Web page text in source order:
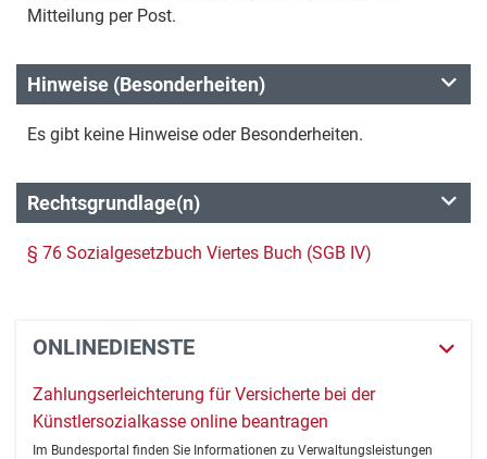
Mitteilung per Post.
Hinweise (Besonderheiten)
Es gibt keine Hinweise oder Besonderheiten.
Rechtsgrundlage(n)
§ 76 Sozialgesetzbuch Viertes Buch (SGB IV)
ONLINEDIENSTE
Zahlungserleichterung für Versicherte bei der
Künstlersozialkasse online beantragen
Im Bundesportal finden Sie Informationen zu Verwaltungsleistungen